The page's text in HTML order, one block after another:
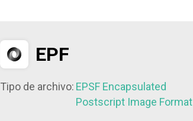
EPF
Tipo de archivo: EPSF Encapsulated
Postscript Image Format